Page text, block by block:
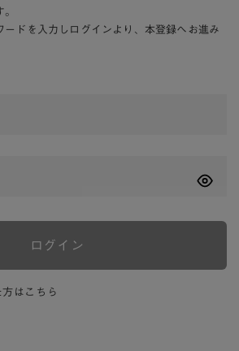
ードを入力しログインより、本登録へお進み
ログイン
はこちら